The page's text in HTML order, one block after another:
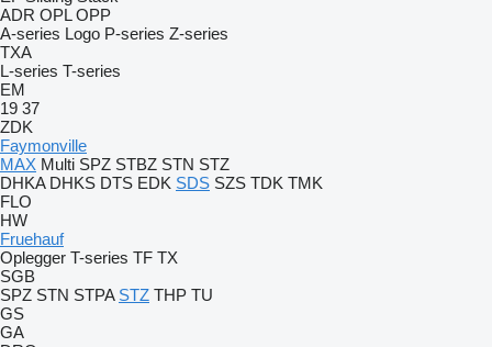
ADR OPL OPP
A-series Logo P-series Z-series
TXA
L-series T-series
EM
19 37
ZDK
Faymonville
MAX Multi SPZ STBZ STN STZ
DHKA DHKS DTS EDK SDS SZS TDK TMK
FLO
HW
Fruehauf
Oplegger T-series TF TX
SGB
SPZ STN STPA STZ THP TU
GS
GA